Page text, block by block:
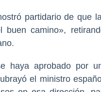
partidario de que
camino»,
haya aprobado por
el ministro